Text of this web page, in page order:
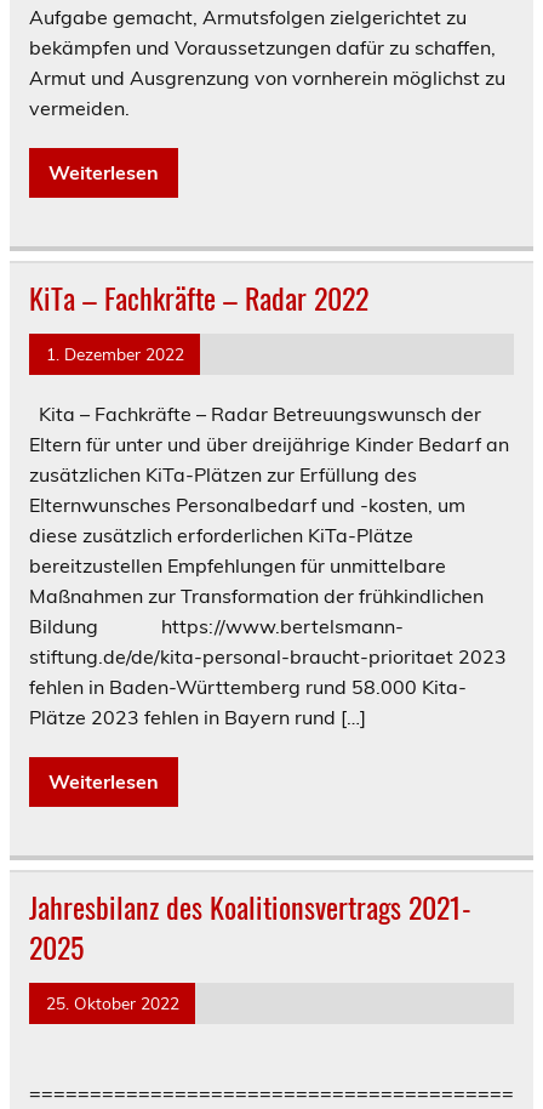
Aufgabe gemacht, Armutsfolgen zielgerichtet zu
bekämpfen und Voraussetzungen dafür zu schaffen,
Armut und Ausgrenzung von vornherein möglichst zu
vermeiden.
Weiterlesen
KiTa – Fachkräfte – Radar 2022
1. Dezember 2022
Kita – Fachkräfte – Radar Betreuungswunsch der
Eltern für unter und über dreijährige Kinder Bedarf an
zusätzlichen KiTa-Plätzen zur Erfüllung des
Elternwunsches Personalbedarf und -kosten, um
diese zusätzlich erforderlichen KiTa-Plätze
bereitzustellen Empfehlungen für unmittelbare
Maßnahmen zur Transformation der frühkindlichen
Bildung https://www.bertelsmann-
stiftung.de/de/kita-personal-braucht-prioritaet 2023
fehlen in Baden-Württemberg rund 58.000 Kita-
Plätze 2023 fehlen in Bayern rund […]
Weiterlesen
Jahresbilanz des Koalitionsvertrags 2021-
2025
25. Oktober 2022
========================================